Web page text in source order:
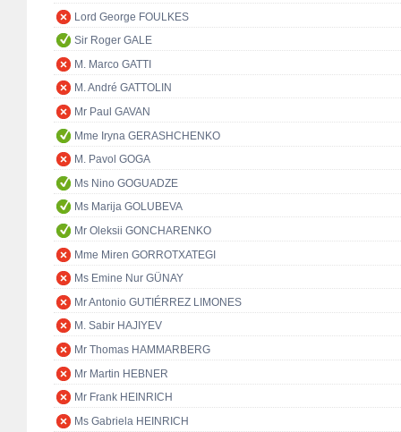
Lord George FOULKES
Sir Roger GALE
M. Marco GATTI
M. André GATTOLIN
Mr Paul GAVAN
Mme Iryna GERASHCHENKO
M. Pavol GOGA
Ms Nino GOGUADZE
Ms Marija GOLUBEVA
Mr Oleksii GONCHARENKO
Mme Miren GORROTXATEGI
Ms Emine Nur GÜNAY
Mr Antonio GUTIÉRREZ LIMONES
M. Sabir HAJIYEV
Mr Thomas HAMMARBERG
Mr Martin HEBNER
Mr Frank HEINRICH
Ms Gabriela HEINRICH